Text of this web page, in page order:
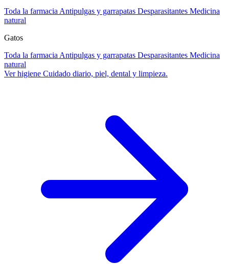
Toda la farmacia Antipulgas y garrapatas Desparasitantes Medicina
natural
Gatos
Toda la farmacia Antipulgas y garrapatas Desparasitantes Medicina
natural
Ver higiene Cuidado diario, piel, dental y limpieza.